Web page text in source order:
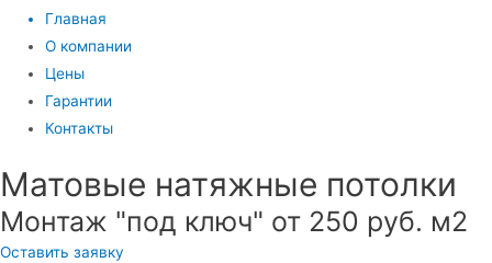
Главная
О компании
Цены
Гарантии
Контакты
Матовые натяжные потолки
Монтаж "под ключ" от 250 руб. м2
Оставить заявку